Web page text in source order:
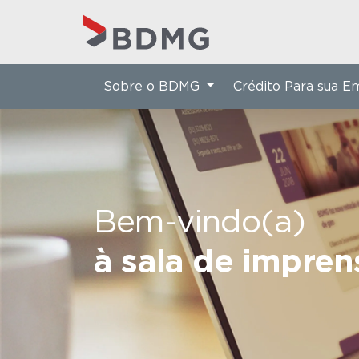
Bem-vindo(a)
à sala de
Sobre o BDMG Crédito Para sua